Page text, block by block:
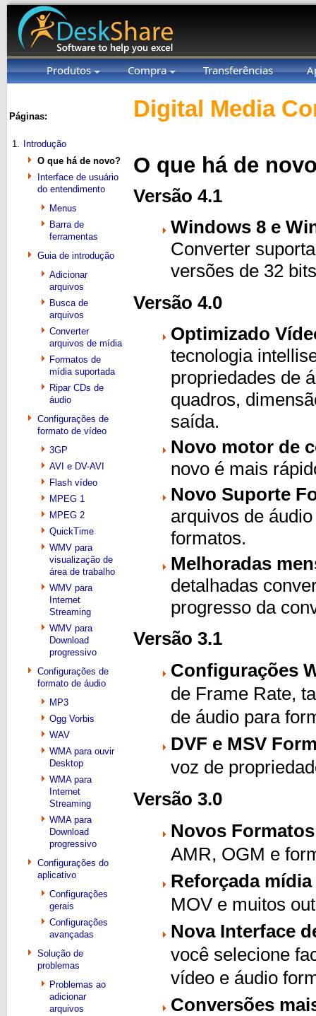
Produtos Compra Transferências
Páginas:
1.
Introdução
O que há de novo?
Interface de usuário
do entendimento
Menus
Barra de
ferramentas
Guia de introdução
Adicionar
arquivos
Busca de
arquivos
Converter
arquivos de mídia
Formatos de
mídia suportada
Ripar CDs de
áudio
Configurações de
formato de vídeo
3GP
AVI e DV-AVI
Flash vídeo
MPEG 1
MPEG 2
QuickTime
WMV para
visualização de
área de trabalho
WMV para
Internet
Streaming
WMV para
Download
progressivo
Configurações de
formato de áudio
MP3
Ogg Vorbis
WAV
WMA para ouvir
Desktop
WMA para
Internet
Streaming
WMA para
Download
progressivo
Configurações do
aplicativo
Configurações
gerais
Configurações
avançadas
Solução de
problemas
Problemas ao
adicionar
arquivos
Digital Media
O que há de
Versão 4.1
Windows 8 e
Converter
versões de 32
Versão 4.0
Optimizado
tecnologia
propriedades de
quadros,
saída.
Novo motor de
novo é mais
Novo Suporte
arquivos de
formatos.
Melhoradas
detalhadas
progresso da
Versão 3.1
Configurações
de Frame Rate,
de áudio para
DVF e MSV
voz de
Versão 3.0
Novos
AMR, OGM e
Reforçada
MOV e muitos
Nova Interface
você selecione
vídeo e áudio
Conversões